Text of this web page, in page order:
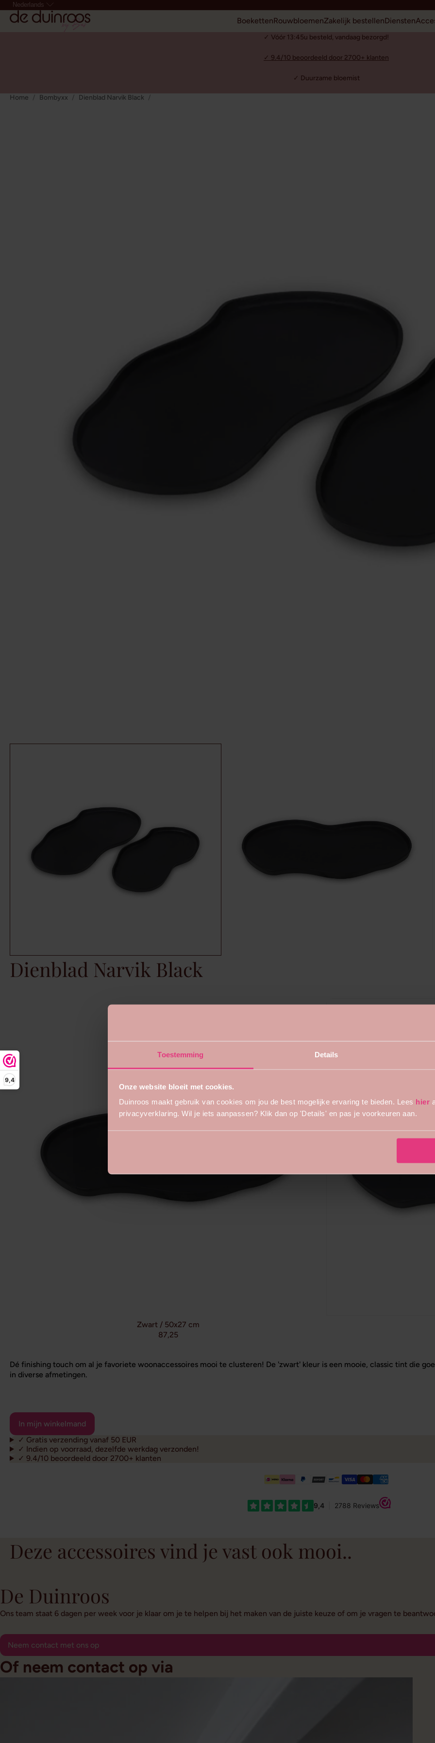
Toestemming Details
Onze website bloeit met cookies.
Duinroos maakt gebruik van cookies om jou de best mogelijke ervaring te bieden. Lees hier
privacyverklaring. Wil je iets aanpassen? Klik dan op 'Details' en pas je voorkeuren aan.
9,4
Nederlands
BoekettenRouwbloemenZakelijk bestellenDiensten
✓ Vóór 13:45u besteld, vandaag bezorgd!
✓ 9.4/10 beoordeeld door 2700+ klanten
✓ Duurzame bloemist
Home Bombyxx Dienblad Narvik Black
Dienblad Narvik Black
Zwart / 50x27 cm
87,25
Dé finishing touch om al je favoriete woonaccessoires mooi te clusteren! De 'zwart' kleur is een mooie, classic tint die
in diverse afmetingen.
✓ Gratis verzending vanaf 50 EUR
✓ Indien op voorraad, dezelfde werkdag verzonden!
✓ 9.4/10 beoordeeld door 2700+ klanten
Deze accessoires vind je vast ook mooi..
De Duinroos
Ons team staat 6 dagen per week voor je klaar om je te helpen bij het maken van de juiste keuze of om je vragen te
Neem contact met ons op
Of neem contact op via